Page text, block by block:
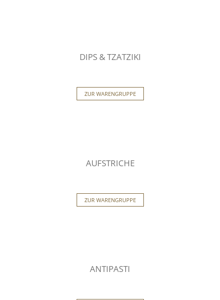
DIPS & TZATZIKI
ZUR WARENGRUPPE
AUFSTRICHE
ZUR WARENGRUPPE
ANTIPASTI